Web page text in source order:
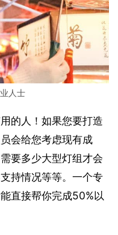
人士
的人！如果您要打造
会给您考虑现有成
要多少大型灯组才会
持情况等等。一个专
直接帮你完成50%以